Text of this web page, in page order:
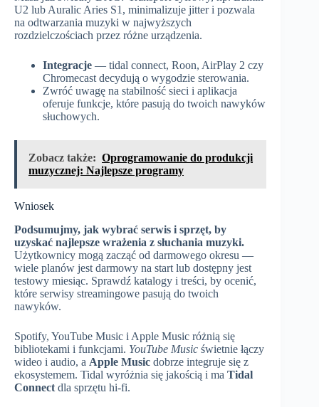
U2 lub Auralic Aries S1, minimalizuje jitter i pozwala
na odtwarzania muzyki w najwyższych
rozdzielczościach przez różne urządzenia.
Integracje — tidal connect, Roon, AirPlay 2 czy
Chromecast decydują o wygodzie sterowania.
Zwróć uwagę na stabilność sieci i aplikacja
oferuje funkcje, które pasują do twoich nawyków
słuchowych.
Zobacz także: Oprogramowanie do produkcji
muzycznej: Najlepsze programy
Wniosek
Podsumujmy, jak wybrać serwis i sprzęt, by
uzyskać najlepsze wrażenia z słuchania muzyki.
Użytkownicy mogą zacząć od darmowego okresu —
wiele planów jest darmowy na start lub dostępny jest
testowy miesiąc. Sprawdź katalogy i treści, by ocenić,
które serwisy streamingowe pasują do twoich
nawyków.
Spotify, YouTube Music i Apple Music różnią się
bibliotekami i funkcjami. YouTube Music świetnie łączy
wideo i audio, a Apple Music dobrze integruje się z
ekosystemem. Tidal wyróżnia się jakością i ma Tidal
Connect dla sprzętu hi‑fi.